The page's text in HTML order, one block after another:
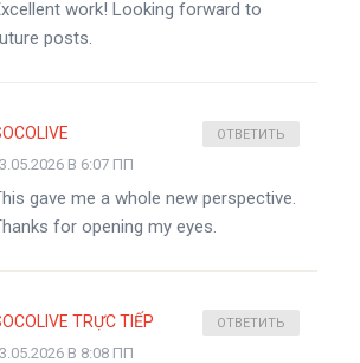
work! Looking forward to
posts.
В 6:07 ПП
gave me a whole new perspective.
for opening my eyes.
ОТВЕТИТЬ
TRỰC TIẾP
В 8:08 ПП
ОТВЕТИТЬ